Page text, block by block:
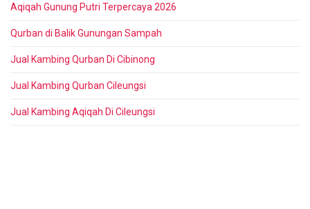
Aqiqah Gunung Putri Terpercaya 2026
Qurban di Balik Gunungan Sampah
Jual Kambing Qurban Di Cibinong
Jual Kambing Qurban Cileungsi
Jual Kambing Aqiqah Di Cileungsi